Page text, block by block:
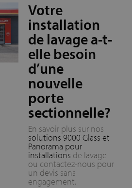
Votre
installation
de lavage a-t-
elle besoin
d’une
nouvelle
porte
sectionnelle?
En savoir plus sur nos
solutions 9000 Glass et
Panorama pour
installations de lavage
ou contactez-nous pour
un devis sans
engagement.